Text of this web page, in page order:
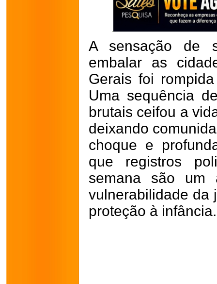
A sensação de
embalar as
Gerais foi
Uma sequência
brutais ceifou a
deixando
choque e
que registros
semana são um
vulnerabilidade da
proteção à infância.